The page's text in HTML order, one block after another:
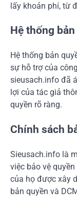
lấy khoản phí, từ
Hệ thống
Hệ thống bản
sự hỗ trợ của
sieusach.info đã
lợi của tác giả
quyền rõ ràng.
Chính sách
Sieusach.info là
việc bảo vệ
của họ được xây
bản quyền và